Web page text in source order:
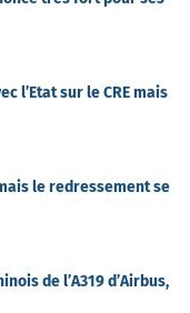
l’Etat sur le CRE mais
le redressement se
de l’A319 d’Airbus,